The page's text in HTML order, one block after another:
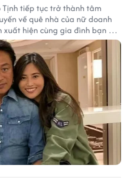
tiếp tục trở thành tâm
về quê nhà của nữ doanh
hiện cùng gia đình bạn gái
hút sự quan tâm trên mạng